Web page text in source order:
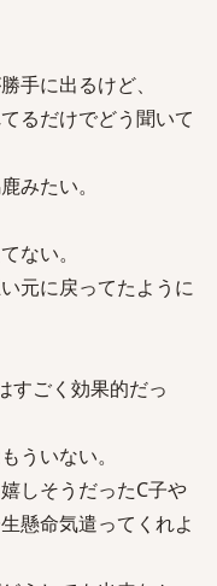
手に出るけど、
るだけでどう聞いて
みたい。
ない。
元に戻ってたように
すごく効果的だっ
ういない。
しそうだったC子や
懸命気遣ってくれよ